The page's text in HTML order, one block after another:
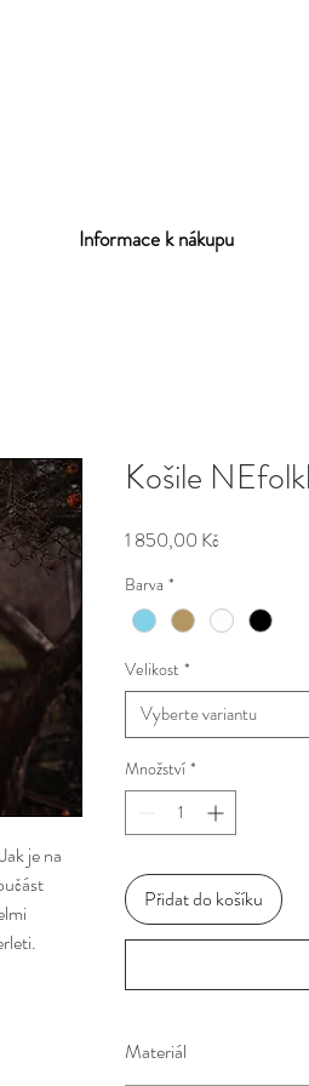
Informace k nákupu
je na
Košile
1 850,00 Kč
Barva *
Velikost *
Vyberte variantu
Množství *
Přidat do košíku
Materiál